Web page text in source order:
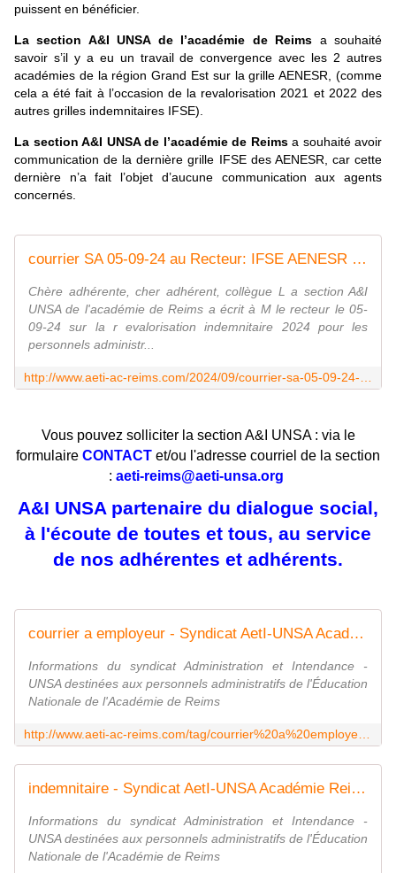
puissent en bénéficier.
La section A&I UNSA de l’académie de Reims a souhaité
savoir s’il y a eu un travail de convergence avec les 2 autres
académies de la région Grand Est sur la grille AENESR, (comme
cela a été fait à l’occasion de la revalorisation 2021 et 2022 des
autres grilles indemnitaires IFSE).
La section A&I UNSA de l’académie de Reims a souhaité avoir
communication de la dernière grille IFSE des AENESR, car cette
dernière n’a fait l’objet d’aucune communication aux agents
concernés.
courrier SA 05-09-24 au Recteur: IFSE AENESR - Syndicat AetI-UNSA Académie Reims
Chère adhérente, cher adhérent, collègue L a section A&I
UNSA de l'académie de Reims a écrit à M le recteur le 05-
09-24 sur la r evalorisation indemnitaire 2024 pour les
personnels administr...
Vous pouvez solliciter la section A&I UNSA : via le
formulaire CONTACT et/ou l'adresse courriel de la section
: aeti-reims@aeti-unsa.org
A&I UNSA partenaire du dialogue social,
à l'écoute de toutes et tous, au service
de nos adhérentes et adhérents.
courrier a employeur - Syndicat AetI-UNSA Académie Reims
Informations du syndicat Administration et Intendance -
UNSA destinées aux personnels administratifs de l'Éducation
Nationale de l'Académie de Reims
indemnitaire - Syndicat AetI-UNSA Académie Reims
Informations du syndicat Administration et Intendance -
UNSA destinées aux personnels administratifs de l'Éducation
Nationale de l'Académie de Reims